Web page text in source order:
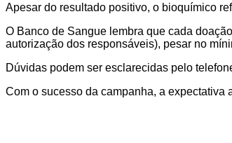
Apesar do resultado positivo, o bioquímico
O Banco de Sangue lembra que cada
autorização dos responsáveis), pesar no
Dúvidas podem ser esclarecidas pelo
Com o sucesso da campanha, a expectativa